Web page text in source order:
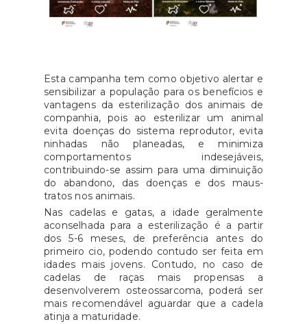
Esta campanha tem como objetivo alertar e
sensibilizar a população para os benefícios e
vantagens da esterilização dos animais de
companhia, pois ao esterilizar um animal
evita doenças do sistema reprodutor, evita
ninhadas não planeadas, e minimiza
comportamentos indesejáveis,
contribuindo-se assim para uma diminuição
do abandono, das doenças e dos maus-
tratos nos animais.
Nas cadelas e gatas, a idade geralmente
aconselhada para a esterilização é a partir
dos 5-6 meses, de preferência antes do
primeiro cio, podendo contudo ser feita em
idades mais jovens. Contudo, no caso de
cadelas de raças mais propensas a
desenvolverem osteossarcoma, poderá ser
mais recomendável aguardar que a cadela
atinja a maturidade.